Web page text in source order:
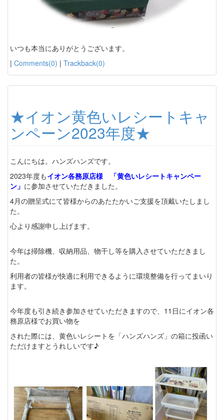
いつも本当にありがとうございます。
| Comments(0) | Trackback(0)
★イオン黄色いレシートキャ
ンペーン2023年度★
こんにちは。ハンズハンズです。
2023年度もイオン各務原店様 「黄色いレシートキャンペー
ン」 に参加させていただきました。
4月の贈呈式にて皆様からのあたたかいご支援を頂戴いたしまし
た。
心より感謝申し上げます。
今年は掃除機、収納用品、物干し等を購入させていただきまし
た。
利用者の皆様が快適に利用できるように環境整備を行ってまいり
ます。
今年度も引き続き参加させていただきますので、11日にイオン各
務原店様でお買い物を
された際には、黄色いレシートを「ハンズハンズ」の箱に投函い
ただけますとうれしいです♪